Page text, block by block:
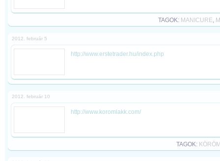
TAGOK: MANICURE,
2012. február 5
http://www.erstetrader.hu/index.php
2012. február 10
http://www.koromlakk.com/
TAGOK: